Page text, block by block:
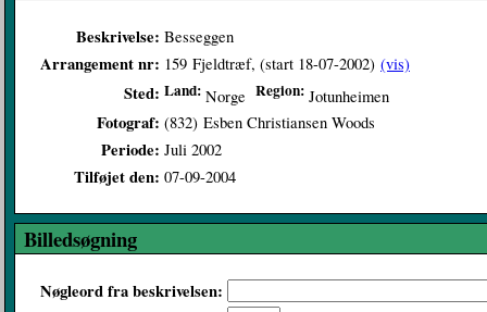
Beskrivelse: Besseggen
Arrangement nr: 159 Fjeldtræf, (start 18-07-2002) (vis)
Sted: Land: Norge Region: Jotunheimen
Fotograf: (832) Esben Christiansen Woods
Periode: Juli 2002
Tilføjet den: 07-09-2004
Billedsøgning
Nøgleord fra beskrivelsen: